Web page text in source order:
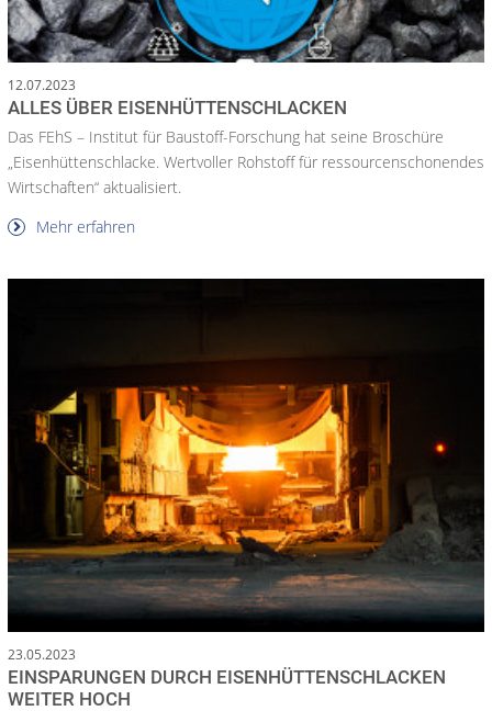
12.07.2023
ALLES ÜBER EISENHÜTTENSCHLACKEN
Das FEhS – Institut für Baustoff-Forschung hat seine Broschüre
„Eisenhüttenschlacke. Wertvoller Rohstoff für ressourcenschonendes
Wirtschaften“ aktualisiert.
Mehr erfahren
23.05.2023
EINSPARUNGEN DURCH EISENHÜTTENSCHLACKEN
WEITER HOCH